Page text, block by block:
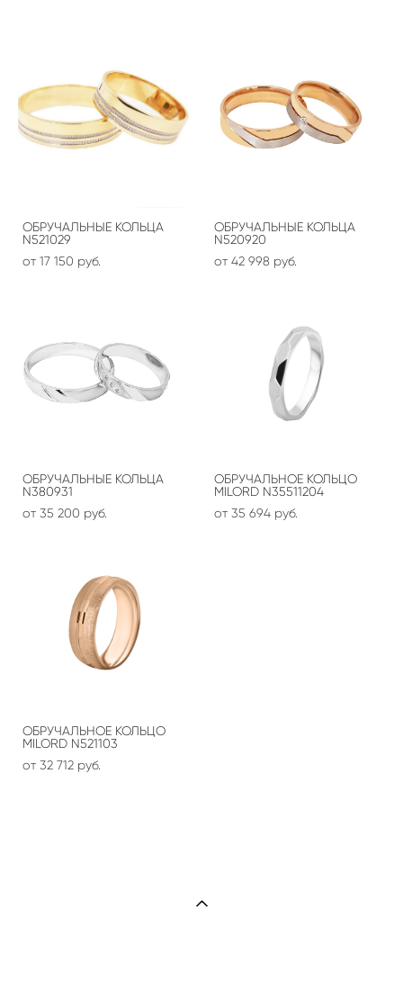
ОБРУЧАЛЬНЫЕ КОЛЬЦА
N521029
от 17 150 pуб.
ОБРУЧАЛЬНЫЕ КОЛЬЦА
N520920
от 42 998 pуб.
ОБРУЧАЛЬНЫЕ КОЛЬЦА
N380931
от 35 200 pуб.
ОБРУЧАЛЬНОЕ КОЛЬЦО
MILORD N35511204
от 35 694 pуб.
ОБРУЧАЛЬНОЕ КОЛЬЦО
MILORD N521103
от 32 712 pуб.